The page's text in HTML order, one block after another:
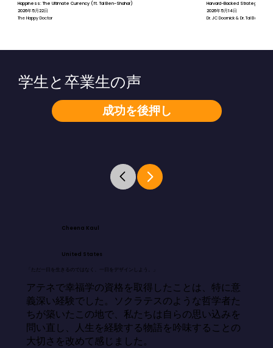
Happiness: The Ultimate Currency (ft. Tal Ben-Shahar)
2026年5月22日
The Happy Doctor
Harvard-Backed Strategies for
2026年5月14日
Dr. JC Doornick & Dr. Tal Ben-
成功を後押し
学生と卒業生の声
Cheena Kaul
United States
「ただ一日を生きるのではなく、一日をデザインしよう。」
アテネで幸福学の資格を取得したことは、特に意
義深い経験でした。ソクラテスのような哲学者た
ちが築いたこの地で、私たちは自らの思い込みを
問い直し、人生を経験する物語を吟味することの
大切さを改めて感じました。